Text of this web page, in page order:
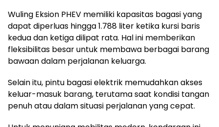
Wuling Eksion PHEV memiliki kapasitas bagasi yang
dapat diperluas hingga 1.788 liter ketika kursi baris
kedua dan ketiga dilipat rata. Hal ini memberikan
fleksibilitas besar untuk membawa berbagai barang
bawaan dalam perjalanan keluarga.
Selain itu, pintu bagasi elektrik memudahkan akses
keluar-masuk barang, terutama saat kondisi tangan
penuh atau dalam situasi perjalanan yang cepat.